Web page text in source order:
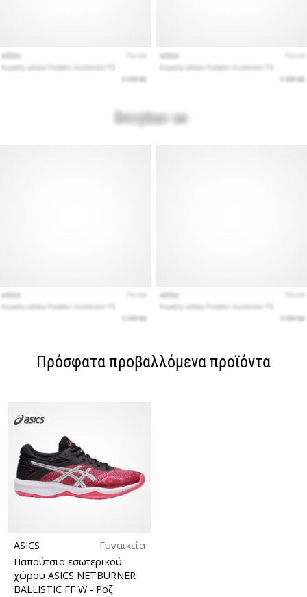
Πρόσφατα προβαλλόμενα προϊόντα
ASICS
Γυναικεία
Παπούτσια εσωτερικού
χώρου ASICS NETBURNER
BALLISTIC FF W - Ροζ